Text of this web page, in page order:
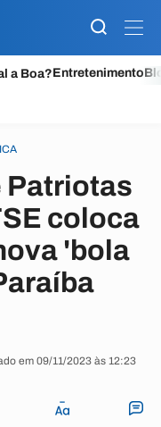
a Boa?Entretenimento
Patriotas
coloca
'bola
em 09/11/2023 às 12:23